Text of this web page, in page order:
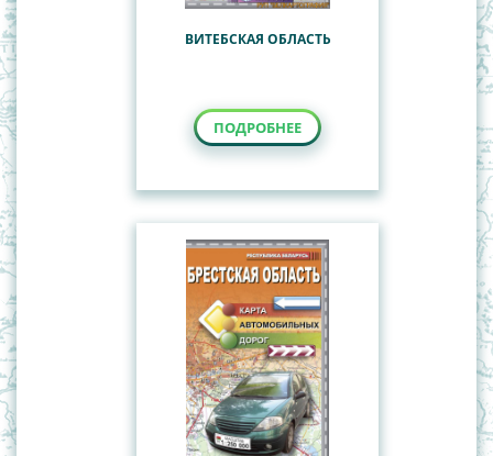
ВИТЕБСКАЯ ОБЛАСТЬ
ПОДРОБНЕЕ